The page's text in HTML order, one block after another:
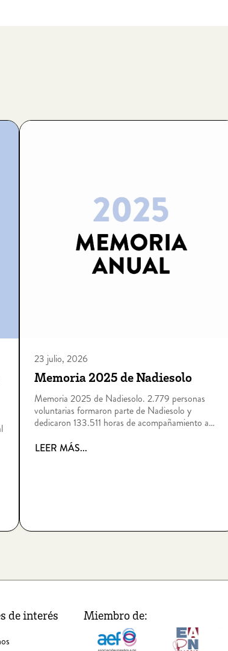
23 julio, 2026
Memoria 2025 de Nadiesolo
Memoria 2025 de Nadiesolo. 2.779 personas
voluntarias formaron parte de Nadiesolo y
dedicaron 133.511 horas de acompañamiento a
deseada por edad, enfermedad, dependencia,
LEER MÁS...
de interés Miembro de: